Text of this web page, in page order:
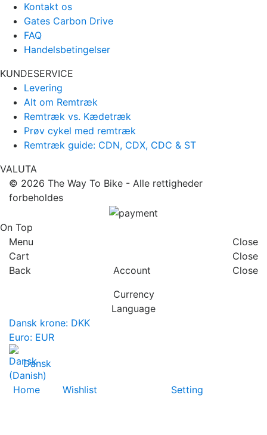
Kontakt os
Gates Carbon Drive
FAQ
Handelsbetingelser
KUNDESERVICE
Levering
Alt om Remtræk
Remtræk vs. Kædetræk
Prøv cykel med remtræk
Remtræk guide: CDN, CDX, CDC & ST
VALUTA
© 2026 The Way To Bike - Alle rettigheder
forbeholdes
On Top
Menu
Close
Cart
Close
Back
Account
Close
Currency
Language
Dansk krone: DKK
Euro: EUR
Dansk
Home Wishlist Setting